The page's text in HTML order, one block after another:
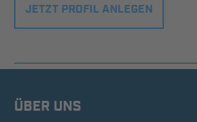
JETZT PROFIL ANLEGEN
ÜBER UNS